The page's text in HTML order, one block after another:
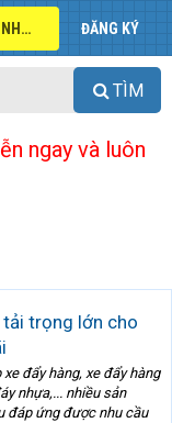
ĐĂNG NHẬP ĐĂNG KÝ
TÌM
ngay và luôn
tải trọng lớn cho
đẩy hàng, xe đẩy hàng
nhựa,... nhiều sản
đáp ứng được nhu cầu